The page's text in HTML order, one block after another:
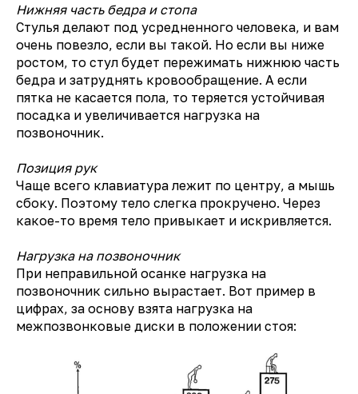
Нижняя часть бедра и стопа
Стулья делают под усредненного человека, и вам
очень повезло, если вы такой. Но если вы ниже
ростом, то стул будет пережимать нижнюю часть
бедра и затруднять кровообращение. А если
пятка не касается пола, то теряется устойчивая
посадка и увеличивается нагрузка на
позвоночник.
Позиция рук
Чаще всего клавиатура лежит по центру, а мышь
сбоку. Поэтому тело слегка прокручено. Через
какое-то время тело привыкает и искривляется.
Нагрузка на позвоночник
При неправильной осанке нагрузка на
позвоночник сильно вырастает. Вот пример в
цифрах, за основу взята нагрузка на
межпозвонковые диски в положении стоя: